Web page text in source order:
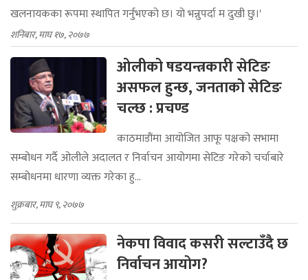
खलनायकका रूपमा स्थापित गर्नुभएको छ। यो भन्नुपर्दा म दुखी छु।'
शनिबार, माघ १७, २०७७
ओलीको षडयन्त्रकारी सेटिङ
असफल हुन्छ, जनताको सेटिङ
चल्छ : प्रचण्ड
काठमाडौंमा आयोजित आफू पक्षको सभामा
सम्बोधन गर्दै ओलीले अदालत र निर्वाचन आयोगमा सेटिङ गरेको चर्चाबारे
सम्बोधनमा धारणा व्यक्त गरेका हु...
शुक्रबार, माघ ९, २०७७
नेकपा विवाद कसरी सल्टाउँदै छ
निर्वाचन आयोग?